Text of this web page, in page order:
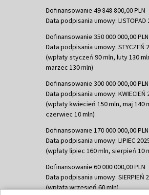
Dofinansowanie 49 848 800,00 PLN
Data podpisania umowy: LISTOPAD
Dofinansowanie 350 000 000,00 PLN
Data podpisania umowy: STYCZEŃ
(wpłaty styczeń 90 mln, luty 130
marzec 130 mln)
Dofinansowanie 300 000 000,00 PLN
Data podpisania umowy: KWIECIEŃ
(wpłaty kwiecień 150 mln, maj 140
czerwiec 10 mln)
Dofinansowanie 170 000 000,00 PLN
Data podpisania umowy: LIPIEC
(wpłaty lipiec 160 mln, sierpień 10
Dofinansowanie 60 000 000,00 PLN
Data podpisania umowy: SIERPIEŃ
(wpłata wrzesień 60 mln)